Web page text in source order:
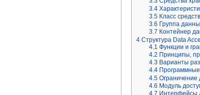
3.4
3.5 Класс
3.6 Группа
3.7 Контейнер
4 Структура Data
4.1 Функции и
4.2 Принципы,
4.3 Варианты
4.4
4.5 Ограничение
4.6 Модуль
4.7 Интерфейсы